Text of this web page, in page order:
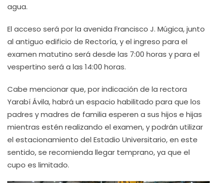
agua.
El acceso será por la avenida Francisco J. Múgica, junto
al antiguo edificio de Rectoría, y el ingreso para el
examen matutino será desde las 7:00 horas y para el
vespertino será a las 14:00 horas.
Cabe mencionar que, por indicación de la rectora
Yarabí Ávila, habrá un espacio habilitado para que los
padres y madres de familia esperen a sus hijos e hijas
mientras estén realizando el examen, y podrán utilizar
el estacionamiento del Estadio Universitario, en este
sentido, se recomienda llegar temprano, ya que el
cupo es limitado.